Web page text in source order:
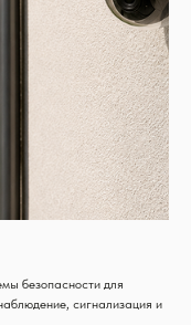
безопасности для
сигнализация и